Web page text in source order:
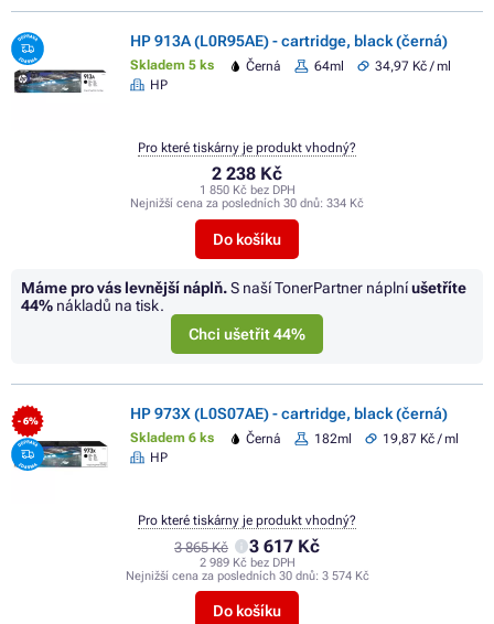
HP 913A (L0R95AE) - cartridge, black (černá)
Skladem 5 ks Černá 64ml
34,97 Kč / ml
HP
2 238 Kč
1 850 Kč bez DPH
Nejnižší cena za posledních 30 dnů: 334 Kč
Do košíku
Pro které tiskárny je produkt vhodný?
Máme pro vás levnější náplň.S naší TonerPartner náplníušetříte
44% nákladů na tisk.
Chci ušetřit 44%
- 6% HP 973X (L0S07AE) - cartridge, black (černá)
Skladem 6 ks Černá 182ml
19,87 Kč / ml
HP
3 865 Kč 3 617 Kč
2 989 Kč bez DPH
Nejnižší cena za posledních 30 dnů: 3 574 Kč
Do košíku
Pro které tiskárny je produkt vhodný?